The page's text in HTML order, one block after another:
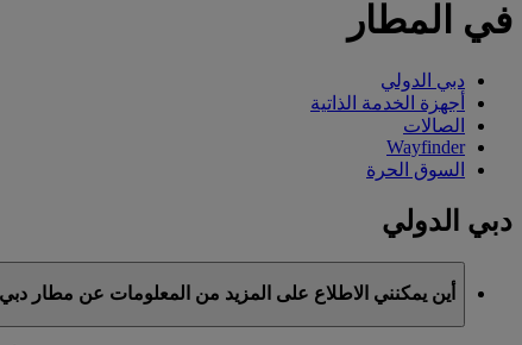
في المطار
دبي الدولي
أجهزة الخدمة الذاتية
الصالات
Wayfinder
السوق الحرة
دبي الدولي
أين يمكنني الاطلاع على المزيد من المعلومات عن مطار